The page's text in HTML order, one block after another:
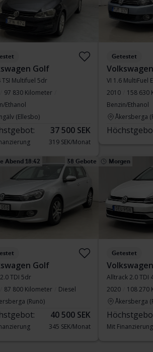
Golf
TSI Multifuel 5dr
97 830 Kilometer
Ethanol
(Ellesbo)
37 500 SEK
319 SEK/Monat
Getestet
VI 1.6 MultiFuel
2010
158 630
Benzin/Ethanol
Åkersberga
Abend 18:42 38 Gebote
Golf
TDI 5dr
87 800 Kilometer
Diesel
(Runö)
40 500 SEK
345 SEK/Monat
Morgen
Getestet
Alltrack 2.0 TDI
2020
108 270
Åkersberga
Mit Finanzierung